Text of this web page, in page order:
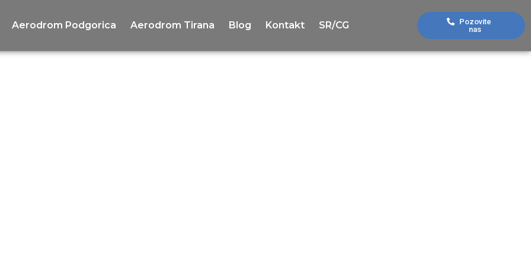
Aerodrom Podgorica Aerodrom Tirana Blog Kontakt SR/CG
Pozovite
nas